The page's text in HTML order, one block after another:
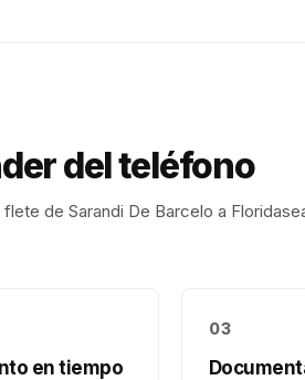
del teléfono
flete de Sarandi De Barcelo a Florida
en tiempo
03